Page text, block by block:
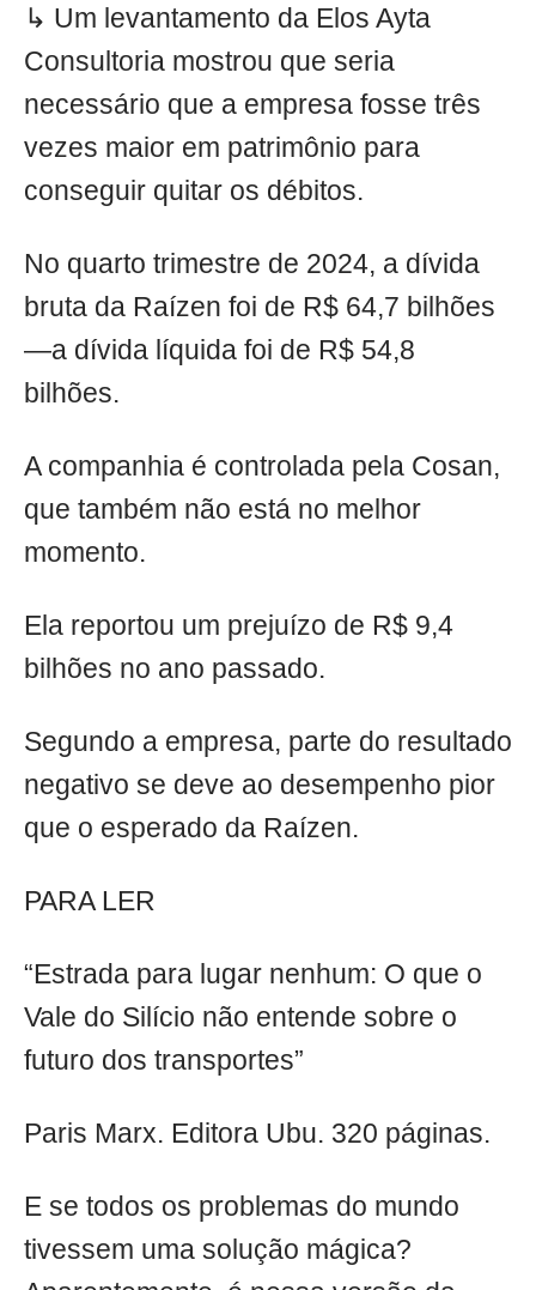
↳ Um levantamento da Elos Ayta
Consultoria mostrou que seria
necessário que a empresa fosse três
vezes maior em patrimônio para
conseguir quitar os débitos.
No quarto trimestre de 2024, a dívida
bruta da Raízen foi de R$ 64,7 bilhões
—a dívida líquida foi de R$ 54,8
bilhões.
A companhia é controlada pela Cosan,
que também não está no melhor
momento.
Ela reportou um prejuízo de R$ 9,4
bilhões no ano passado.
Segundo a empresa, parte do resultado
negativo se deve ao desempenho pior
que o esperado da Raízen.
PARA LER
“Estrada para lugar nenhum: O que o
Vale do Silício não entende sobre o
futuro dos transportes”
Paris Marx. Editora Ubu. 320 páginas.
E se todos os problemas do mundo
tivessem uma solução mágica?